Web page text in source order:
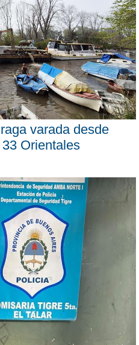
varada desde
Orientales